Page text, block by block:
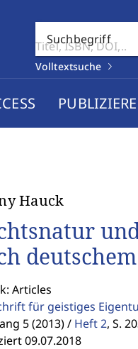
Suchbegriff
Volltextsuche
Hauck
Articles
für geistiges
5 (2013) / Heft 2, S.
09.07.2018